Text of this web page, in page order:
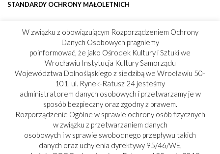
STANDARDY OCHRONY MAŁOLETNICH
W związku z obowiązującym Rozporządzeniem Ochrony
Danych Osobowych pragniemy
poinformować, że jako Ośrodek Kultury i Sztuki we
Wrocławiu Instytucja Kultury Samorządu
Województwa Dolnośląskiego z siedzibą we Wrocławiu 50-
101, ul. Rynek-Ratusz 24 jesteśmy
administratorem danych osobowych i przetwarzamy je w
sposób bezpieczny oraz zgodny z prawem.
Rozporządzenie Ogólne w sprawie ochrony osób fizycznych
w związku z przetwarzaniem danych
osobowych i w sprawie swobodnego przepływu takich
danych oraz uchylenia dyrektywy 95/46/WE,